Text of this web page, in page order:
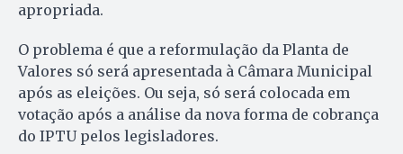
apropriada.
O problema é que a reformulação da Planta de
Valores só será apresentada à Câmara Municipal
após as eleições. Ou seja, só será colocada em
votação após a análise da nova forma de cobrança
do IPTU pelos legisladores.